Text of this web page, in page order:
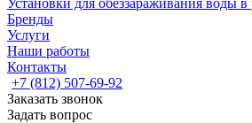
Установки для обеззараживания воды
Бренды
Услуги
Наши работы
Контакты
+7 (812) 507-69-92
Заказать звонок
Задать вопрос